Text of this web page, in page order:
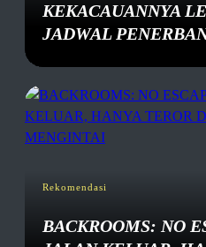
KEKACAUANNYA
JADWAL
Rekomendasi
BACKROOMS: NO